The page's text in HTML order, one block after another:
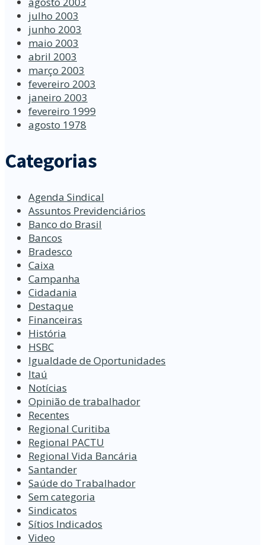
julho 2003
junho 2003
maio 2003
abril 2003
março 2003
fevereiro 2003
janeiro 2003
fevereiro 1999
agosto 1978
Categorias
Agenda Sindical
Assuntos Previdenciários
Banco do Brasil
Bancos
Bradesco
Caixa
Campanha
Cidadania
Destaque
Financeiras
História
HSBC
Igualdade de Oportunidades
Itaú
Notícias
Opinião de trabalhador
Recentes
Regional Curitiba
Regional PACTU
Regional Vida Bancária
Santander
Saúde do Trabalhador
Sem categoria
Sindicatos
Sítios Indicados
Video